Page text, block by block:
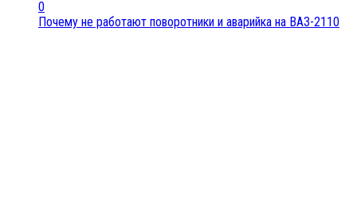
0
Почему не работают поворотники и аварийка на ВАЗ-2110